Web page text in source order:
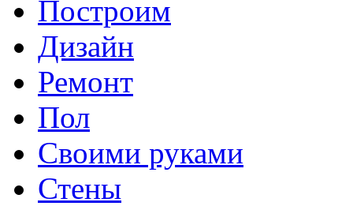
Построим
Дизайн
Ремонт
Пол
Своими руками
Стены